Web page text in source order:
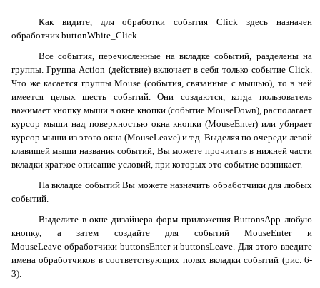
Как видите, для обработки событияClick здесь назначен
обработчикbuttonWhite_Click.
Все события, перечисленные на вкладке событий, разделены на
группы. ГруппаAction (действие) включает в себя только событиеClick.
Что же касается группыMouse (события, связанные с мышью), то в ней
имеется целых шесть событий. Они создаются, когда пользователь
нажимает кнопку мыши в окне кнопки (событие MouseDown), располагает
курсор мыши над поверхностью окна кнопки (MouseEnter) или убирает
курсор мыши из этого окна (MouseLeave) и т.д. Выделяя по очереди левой
клавишей мыши названия событий, Вы можете прочитать в нижней части
вкладки краткое описание условий, при которых это событие возникает.
На вкладке событий Вы можете назначить обработчики для любых
событий.
Выделите в окне дизайнера форм приложенияButtonsApp любую
кнопку, а затем создайте для событийMouseEnterи
MouseLeave обработчики buttonsEnterиbuttonsLeave. Для этого введите
имена обработчиков в соответствующих полях вкладки событий (рис. 6-
3).